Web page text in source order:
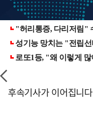
후속기사가 이어집니다